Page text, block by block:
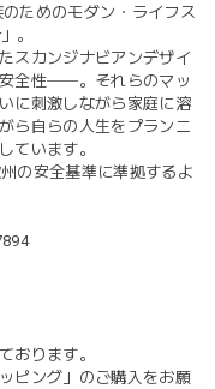
ためのモダン・ライフス
。
スカンジナビアンデザイ
安全性──。それらのマッ
に刺激しながら家庭に溶
ら自らの人生をプランニ
ています。
の安全基準に準拠するよ
おります。
ピング」のご購入をお願